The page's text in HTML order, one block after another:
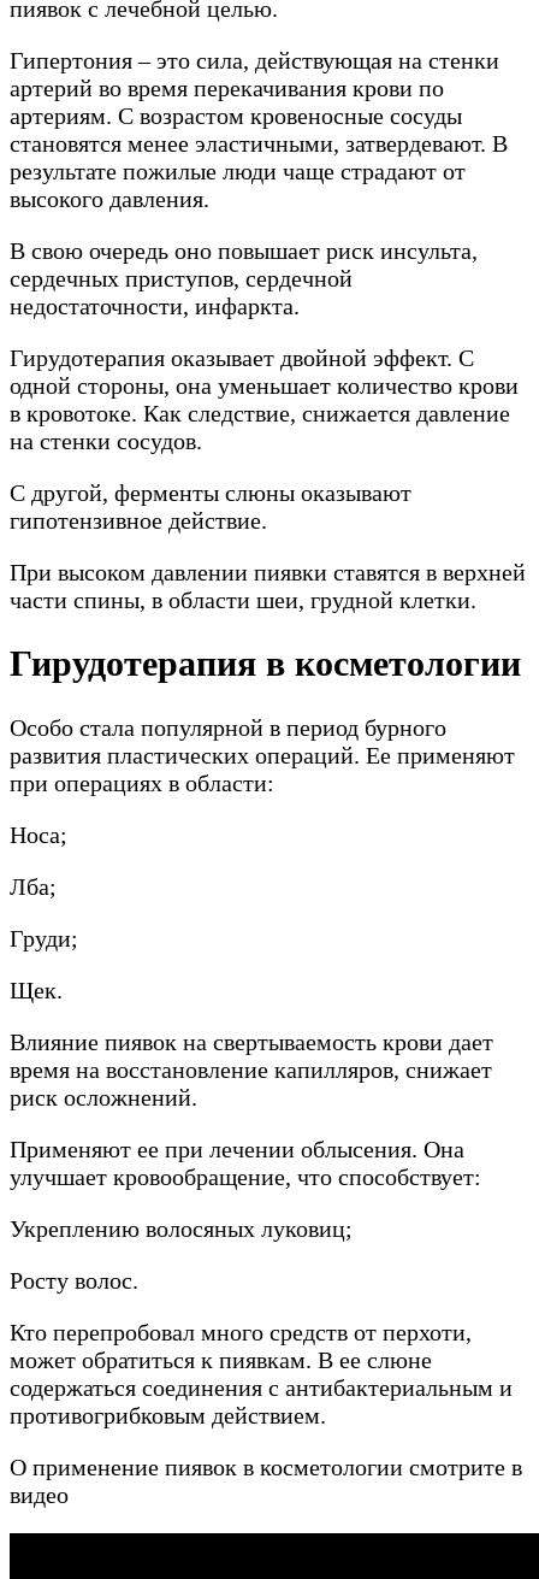
пиявок с лечебной целью.
Гипертония – это сила, действующая на стенки
артерий во время перекачивания крови по
артериям. С возрастом кровеносные сосуды
становятся менее эластичными, затвердевают. В
результате пожилые люди чаще страдают от
высокого давления.
В свою очередь оно повышает риск инсульта,
сердечных приступов, сердечной
недостаточности, инфаркта.
Гирудотерапия оказывает двойной эффект. С
одной стороны, она уменьшает количество крови
в кровотоке. Как следствие, снижается давление
на стенки сосудов.
С другой, ферменты слюны оказывают
гипотензивное действие.
При высоком давлении пиявки ставятся в верхней
части спины, в области шеи, грудной клетки.
Гирудотерапия в косметологии
Особо стала популярной в период бурного
развития пластических операций. Ее применяют
при операциях в области:
Носа;
Лба;
Груди;
Щек.
Влияние пиявок на свертываемость крови дает
время на восстановление капилляров, снижает
риск осложнений.
Применяют ее при лечении облысения. Она
улучшает кровообращение, что способствует:
Укреплению волосяных луковиц;
Росту волос.
Кто перепробовал много средств от перхоти,
может обратиться к пиявкам. В ее слюне
содержаться соединения с антибактериальным и
противогрибковым действием.
О применение пиявок в косметологии смотрите в
видео